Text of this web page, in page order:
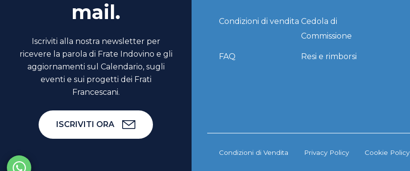
mail.
Iscriviti alla nostra newsletter per
ricevere la parola di Frate Indovino e gli
aggiornamenti sul Calendario, sugli
eventi e sui progetti dei Frati
Francescani.
ISCRIVITI ORA
Condizioni di vendita Cedola di
Commissione
FAQ Resi e rimborsi
Condizioni di Vendita Privacy Policy Cookie Policy